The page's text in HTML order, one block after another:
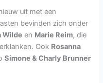
uit met een
bevinden zich onder
Wilde en Marie Reim, die
Ook Rosanna
Simone & Charly Brunner